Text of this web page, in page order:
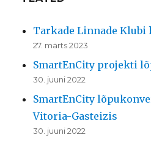
Tarkade Linnade Klubi
27. märts 2023
SmartEnCity projekti
30. juuni 2022
SmartEnCity
Vitoria-Gasteizis
30. juuni 2022